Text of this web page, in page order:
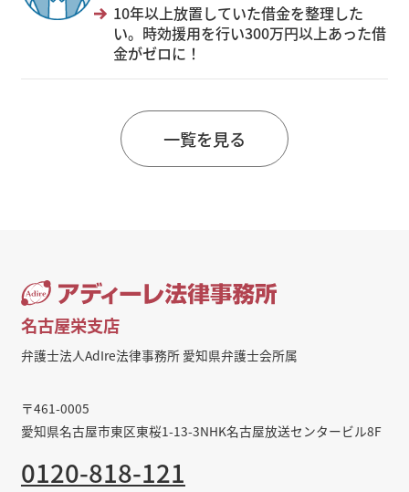
10年以上放置していた借金を整理した
い。時効援用を行い300万円以上あった借
金がゼロに！
一覧を見る
名古屋栄支店
弁護士法人AdIre法律事務所 愛知県弁護士会所属
〒461-0005
愛知県名古屋市東区東桜1-13-3NHK名古屋放送センタービル8F
0120-818-121